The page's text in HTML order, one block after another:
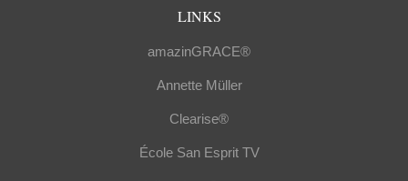
LINKS
amazinGRACE®
Annette Müller
Clearise®
École San Esprit TV